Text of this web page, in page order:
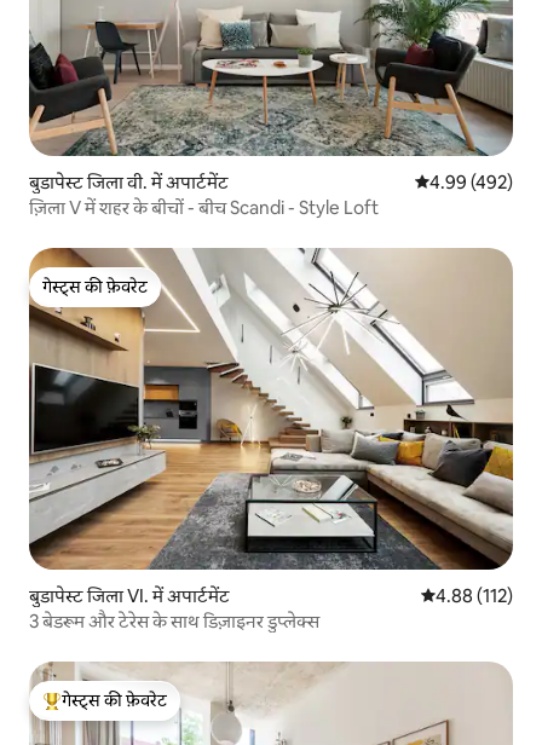
बुडापेस्ट जिला वी. में अपार्टमेंट औसत रेटिंग 5 में से
4.99 (492)
ज़िला V में शहर के बीचों - बीच Scandi - Style Loft
गेस्ट्स की फ़ेवरेट
गेस्ट्स की फ़ेवरेट
बुडापेस्ट जिला VI. में अपार्टमेंट औसत रेटिंग 5 में से
4.88 (112)
3 बेडरूम और टेरेस के साथ डिज़ाइनर डुप्लेक्स
गेस्ट्स का टॉप फ़ेवरेट
गेस्ट्स की फ़ेवरेट